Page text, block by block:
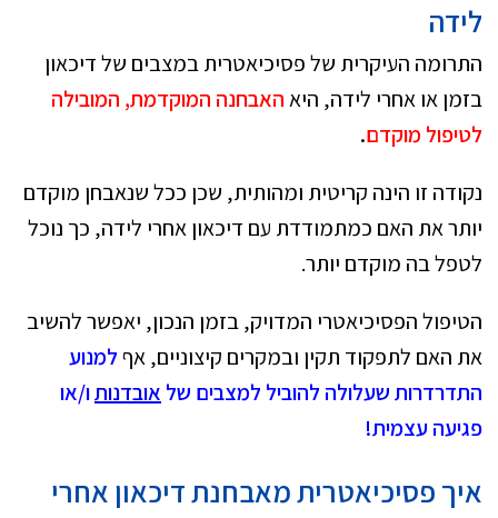
לידה
התרומה העיקרית של פסיכיאטרית במצבים של דיכאון
בזמן או אחרי לידה, היאהאבחנה המוקדמת, המובילה
לטיפול מוקדם.
נקודה זו הינה קריטית ומהותית, שכן ככל שנאבחן מוקדם
יותר את האם כמתמודדת עם דיכאון אחרי לידה, כך נוכל
לטפל בה מוקדם יותר.
הטיפול הפסיכיאטרי המדויק, בזמן הנכון, יאפשר להשיב
את האם לתפקוד תקין ובמקרים קיצוניים, אףלמנוע
התדרדרות שעלולה להוביל למצבים של אובדנותו/או
פגיעה עצמית!
איך פסיכיאטרית מאבחנת דיכאון אחרי